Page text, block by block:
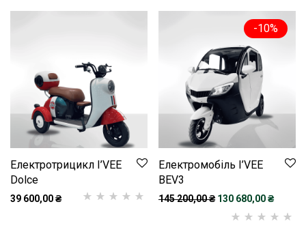
Електротрицикл I’VEE
Dolce
39 600,00₴
-10%
Електромобіль I’VEE
BEV3
145 200,00₴ Оригінальна ціна:
130 680,00₴